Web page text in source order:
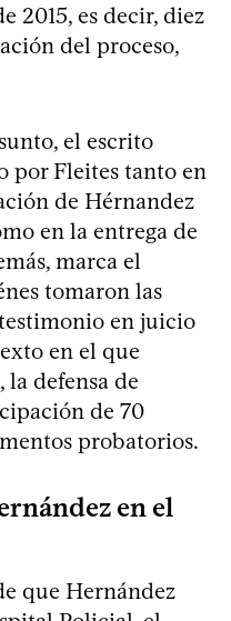
2015, es decir, diez
del proceso,
el escrito
por Fleites tanto en
de Hérnandez
en la entrega de
marca el
tomaron las
en juicio
en el que
defensa de
de 70
probatorios.
en el
que Hernández